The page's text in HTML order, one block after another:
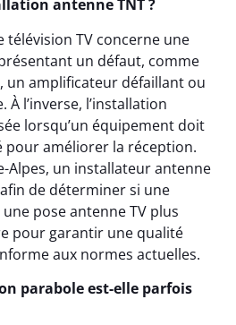
antenne TNT ?
TV concerne une
un défaut, comme
un amplificateur défaillant ou
l’inverse, l’installation
lorsqu’un équipement doit
pour améliorer la réception.
Alpes, un installateur antenne
de déterminer si une
pose antenne TV plus
pour garantir une qualité
aux normes actuelles.
parabole est-elle parfois